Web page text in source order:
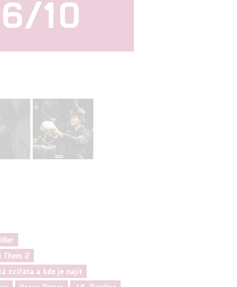
6/10
Them 2
zvířata a kde je najít
a zjišťování podvodů a odstraňování chyb,